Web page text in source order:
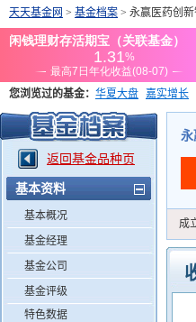
天天基金网 > 基金档案 > 永赢医药创
您浏览过的基金： 华夏大盘 嘉实增长
添富优势 华安宏利 上证180价值ETF
返回基金品种页
基本资料
基本概况
基金经理
基金公司
基金评级
特色数据
永
成